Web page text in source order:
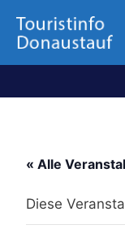
« Alle
Diese